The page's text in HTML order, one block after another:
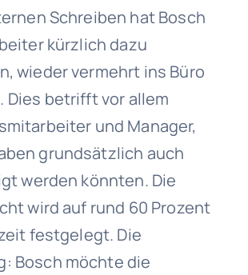
Schreiben hat Bosch
kürzlich dazu
wieder vermehrt ins Büro
Dies betrifft vor allem
und Manager,
grundsätzlich auch
werden könnten. Die
wird auf rund 60 Prozent
festgelegt. Die
Bosch möchte die